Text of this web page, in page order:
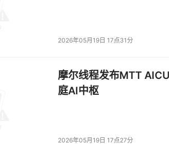
2026年05月19日 17点31分
摩尔线程发布MTT
庭AI中枢
2026年05月19日 17点27分